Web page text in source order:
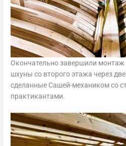
Окончательно завершили монтаж
шхуны со второго этажа через
сделанные Сашей-механиком со
практикантами.